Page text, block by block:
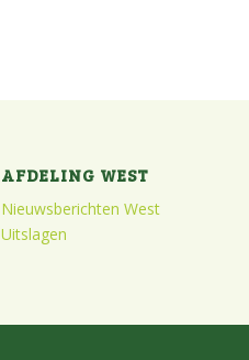
AFDELING WEST
Nieuwsberichten West
Uitslagen